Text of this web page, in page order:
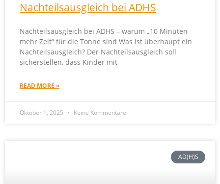
Nachteilsausgleich bei ADHS
Nachteilsausgleich bei ADHS – warum „10 Minuten
mehr Zeit“ für die Tonne sind Was ist überhaupt ein
Nachteilsausgleich? Der Nachteilsausgleich soll
sicherstellen, dass Kinder mit
READ MORE »
Oktober 1, 2025 Keine Kommentare
AD(H)S